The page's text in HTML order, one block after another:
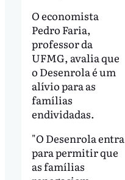
O economista
Pedro Faria,
professor da
UFMG, avalia que
o Desenrola é um
alívio para as
famílias
endividadas.
"O Desenrola entra
para permitir que
as famílias